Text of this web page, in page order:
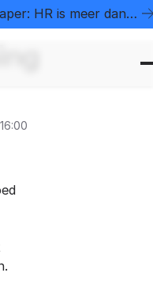
HR is meer dan
Beheerderstraining Welder